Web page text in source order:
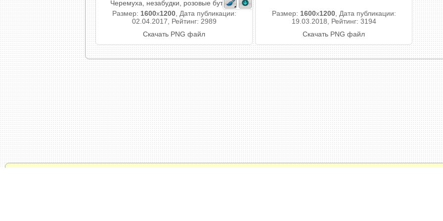
Черемуха, незабудки, розовые бутоны.
Размер: 1600x1200, Дата публикации:
02.04.2017, Рейтинг: 2989
Скачать PNG файл
Размер: 1600x1200, Дата публикации:
19.03.2018, Рейтинг: 3194
Скачать PNG файл